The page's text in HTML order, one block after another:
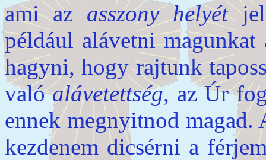
ami az asszony helyét
például alávetni
hagyni, hogy rajtunk
valóalávetettség, az Úr
ennek megnyitnod
kezdenem dicsérni a